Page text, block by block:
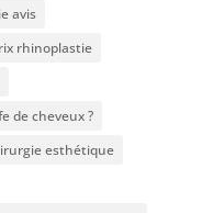
avis
rhinoplastie
de cheveux ?
esthétique